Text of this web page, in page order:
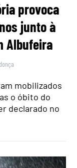
provoca
junto à
Albufeira
mobilizados
o óbito do
declarado no